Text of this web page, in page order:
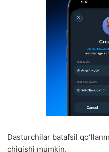
Dasturchilar batafsil
chiqishi mumkin.